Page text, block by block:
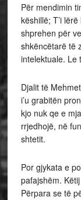
Për mendimin
këshillë; T’i
shprehen për
shkëncëtarë të
intelektuale. Le
Djalit të
i’u grabitën
kjo nuk qe e
rrjedhojë, në
shtetit.
Por gjykata e
pafajshëm.
Përpara se të